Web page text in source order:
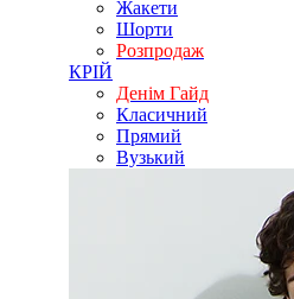
Жакети
Шорти
Розпродаж
КРІЙ
Денім Гайд
Класичний
Прямий
Вузький